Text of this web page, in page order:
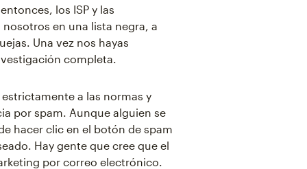
los ISP y las
en una lista negra, a
Una vez nos hayas
completa.
a las normas y
por spam. Aunque alguien se
hacer clic en el botón de spam
Hay gente que cree que el
por correo electrónico.